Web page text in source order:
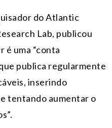
do Atlantic
Lab, publicou
é uma “conta
publica regularmente
inserindo
tentando aumentar o